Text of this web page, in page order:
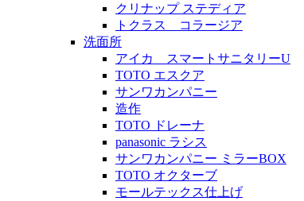
クリナップ ステディア
トクラス コラージア
洗面所
アイカ スマートサニタリーU
TOTO エスクア
サンワカンパニー
造作
TOTO ドレーナ
panasonic ラシス
サンワカンパニー ミラーBOX
TOTO オクターブ
モールテックス仕上げ